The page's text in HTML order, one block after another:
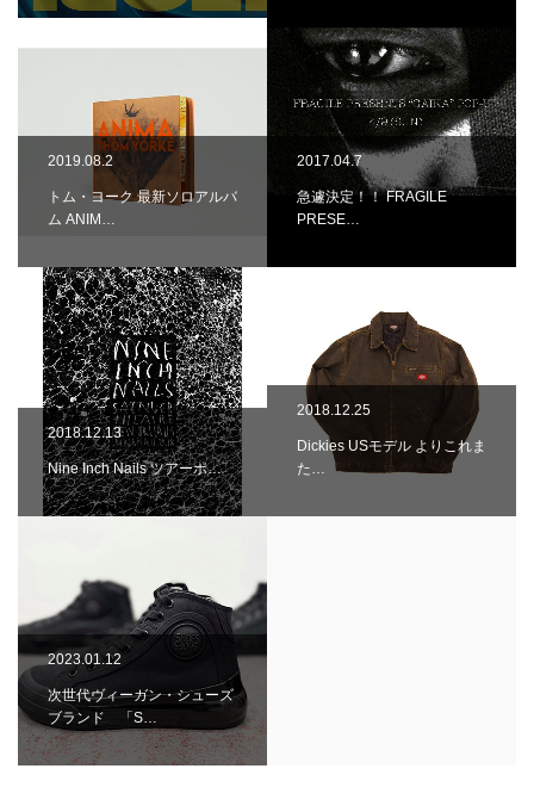
2019.08.2
トム・ヨーク 最新ソロアルバ
ム ANIM…
2017.04.7
急遽決定！！ FRAGILE
PRESE…
2018.12.13
Nine Inch Nails ツアーポ…
2018.12.25
Dickies USモデル よりこれま
た…
2023.01.12
次世代ヴィーガン・シューズ
ブランド 「S…